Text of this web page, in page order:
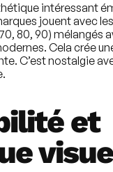
intéressant
jouent avec
80, 90) mélangés
Cela crée
C’est nostalgie
et